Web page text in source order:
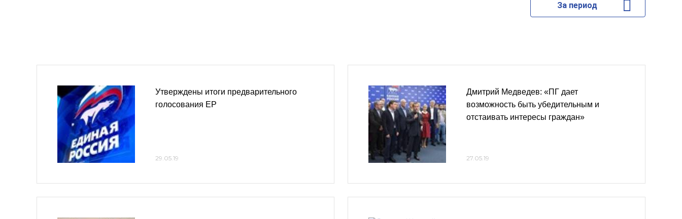
За период
Утверждены итоги предварительного
голосования ЕР
29.05.19
Дмитрий Медведев: «ПГ дает
возможность быть убедительным и
отстаивать интересы граждан»
27.05.19